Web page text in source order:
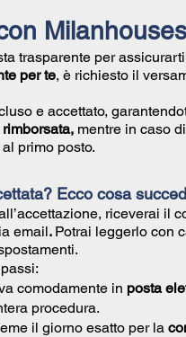
Milanhouses
trasparente per
per te, è richiesto il
e accettato,
mentre in caso
primo posto.
Ecco cosa
riceverai il
email. Potrai leggerlo con
comodamente in posta
procedura.
il giorno esatto per la